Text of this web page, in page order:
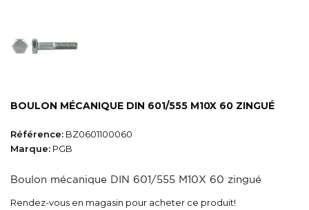
BOULON MÉCANIQUE DIN 601/555 M10X 60 ZINGUÉ
Référence: BZ0601100060
Marque: PGB
Boulon mécanique DIN 601/555 M10X 60 zingué
Rendez-vous en magasin pour acheter ce produit!